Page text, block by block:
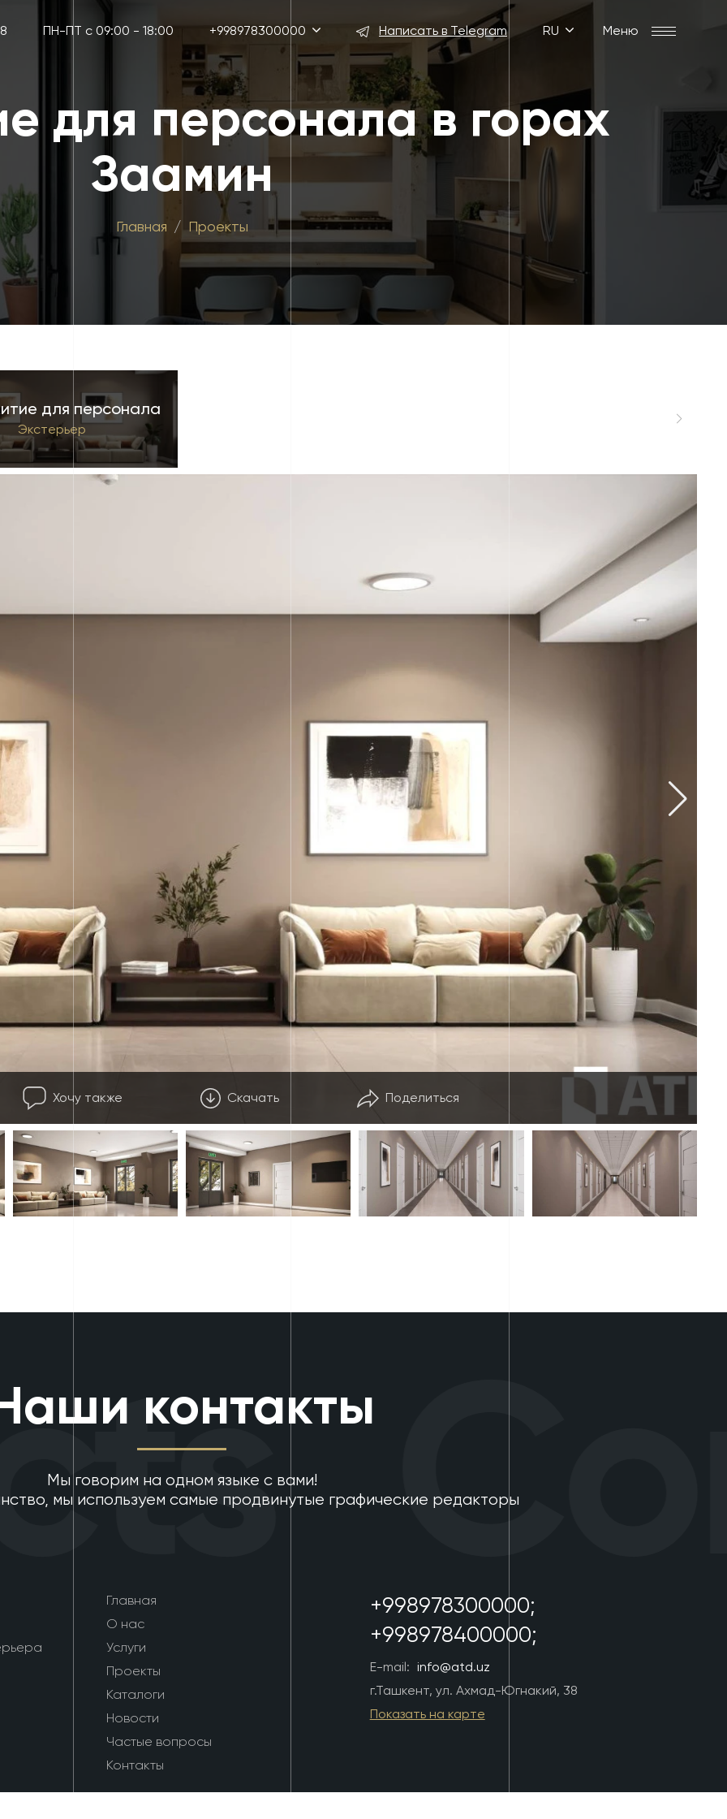
ПН-ПТ с 09:00 - 18:00 +998978300000 Написать в Telegram RU Меню
для персонала в горах
Заамин
Главная Проекты
для персонала
Экстерьер
Хочу также Скачать Поделиться
контакты
Мы говорим на одном языке с вами!
мы используем самые продвинутые графические редакторы
Главная
О нас
Услуги
Проекты
Каталоги
Новости
Частые вопросы
Контакты
+998978300000;
+998978400000;
E-mail: info@atd.uz
г.Ташкент, ул. Ахмад-Югнакий, 38
Показать на карте